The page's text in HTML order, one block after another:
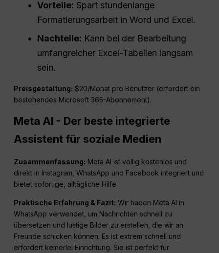
Vorteile: Spart stundenlange
Formatierungsarbeit in Word und Excel.
Nachteile: Kann bei der Bearbeitung
umfangreicher Excel-Tabellen langsam
sein.
Preisgestaltung: $20/Monat pro Benutzer (erfordert ein
bestehendes Microsoft 365-Abonnement).
Meta AI - Der beste integrierte
Assistent für soziale Medien
Zusammenfassung: Meta AI ist völlig kostenlos und
direkt in Instagram, WhatsApp und Facebook integriert und
bietet sofortige, alltägliche Hilfe.
Praktische Erfahrung & Fazit: Wir haben Meta AI in
WhatsApp verwendet, um Nachrichten schnell zu
übersetzen und lustige Bilder zu erstellen, die wir an
Freunde schicken können. Es ist extrem schnell und
erfordert keinerlei Einrichtung. Sie ist perfekt für